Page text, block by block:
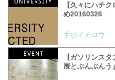
【久々にハチ
め20160326
手羽イチロウ
【ガソリンス
展とぶんぶんう